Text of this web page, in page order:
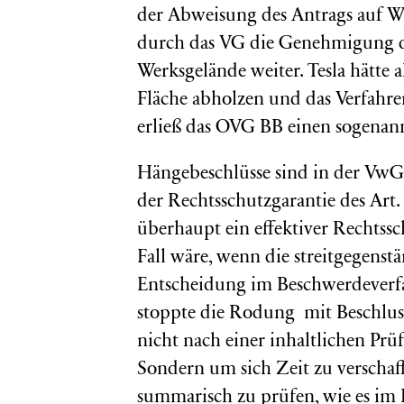
der Abweisung des Antrags auf
durch das VG die Genehmigung
Werksgelände weiter. Tesla hätte
Fläche abholzen und das
erließ das OVG BB einen
Hängebeschlüsse sind in der
der Rechtsschutzgarantie des
überhaupt ein effektiver
Fall wäre, wenn die
Entscheidung im
stoppte die Rodung mit
nicht nach einer inhaltlichen
Sondern um sich Zeit zu
summarisch zu prüfen, wie es